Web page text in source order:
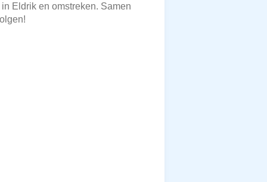
Eldrik en omstreken. Samen